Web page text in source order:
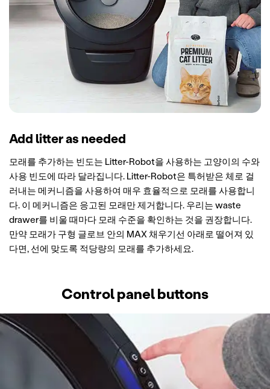
Add litter as needed
모래를 추가하는 빈도는 Litter-Robot을 사용하는 고양이의 수와
사용 빈도에 따라 달라집니다. Litter-Robot은 특허받은 체로 걸
러내는 메커니즘을 사용하여 매우 효율적으로 모래를 사용합니
다. 이 메커니즘은 응고된 모래만 제거합니다. 우리는 waste
drawer를 비울 때마다 모래 수준을 확인하는 것을 권장합니다.
만약 모래가 구형 글로브 안의 MAX 채우기선 아래로 떨어져 있
다면, 선에 맞도록 적당량의 모래를 추가하세요.
Control panel buttons